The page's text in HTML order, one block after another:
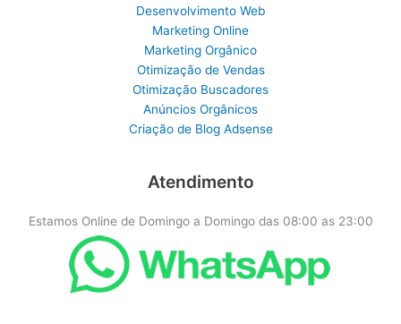
Desenvolvimento Web
Marketing Online
Marketing Orgânico
Otimização de Vendas
Otimização Buscadores
Anúncios Orgânicos
Criação de Blog Adsense
Atendimento
Estamos Online de Domingo a Domingo das 08:00 as 23:00